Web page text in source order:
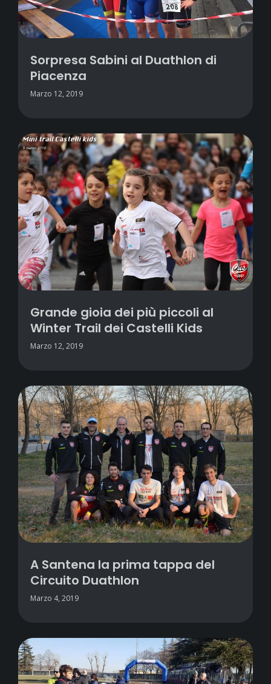
Sorpresa Sabini al Duathlon di
Piacenza
Marzo 12, 2019
Grande gioia dei più piccoli al
Winter Trail dei Castelli Kids
Marzo 12, 2019
A Santena la prima tappa del
Circuito Duathlon
Marzo 4, 2019